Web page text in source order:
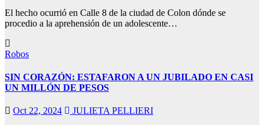
El hecho ocurrió en Calle 8 de la ciudad de Colon dónde se
procedio a la aprehensión de un adolescente…
Robos
SIN CORAZÓN: ESTAFARON A UN JUBILADO EN CASI
UN MILLÓN DE PESOS
Oct 22, 2024
JULIETA PELLIERI